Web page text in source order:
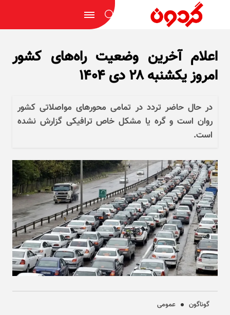
اعلام آخرین وضعیت راه‌های کشور
امروز یکشنبه ۲۸ دی ۱۴۰۴
در حال حاضر تردد در تمامی محور‌های مواصلاتی کشور
روان است و گره یا مشکل خاص ترافیکی گزارش نشده
است.
گوناگون
عمومی